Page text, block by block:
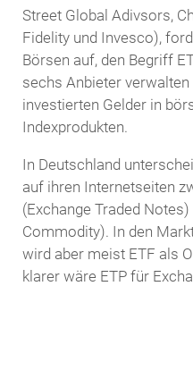
Street Global Adivsors,
Fidelity und Invesco),
Börsen auf, den Begriff
sechs Anbieter
investierten Gelder in
Indexprodukten.
In Deutschland
auf ihren Internetseiten
(Exchange Traded
Commodity). In den
wird aber meist ETF als
klarer wäre ETP für